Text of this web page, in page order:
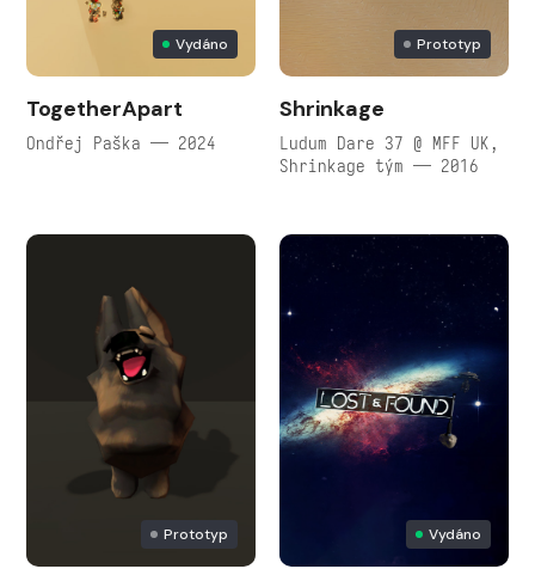
Vydáno
TogetherApart
Ondřej Paška — 2024
Prototyp
Shrinkage
Ludum Dare 37 @ MFF UK,
Shrinkage tým — 2016
Prototyp Vydáno